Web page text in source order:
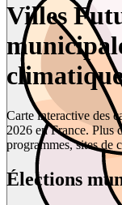
Villes
Carte interactive des
2026 en France. Plus
programmes, sites de
Élections